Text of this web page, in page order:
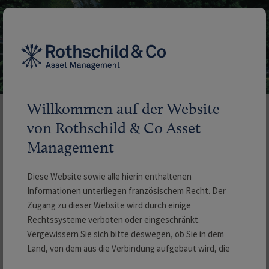
Unsere Investmentphilosophie
Unser Investmentansatz im Bereich der nachhaltigen
Anlagen stützt sich auf zwei Prinzipien, die sich
gegenseitig ergänzen: Zum einen unsere
Selbstverpflichtung zum nachhaltingen Arbeiten und
Willkommen auf der Website
von Rothschild & Co Asset
Management
Diese Website sowie alle hierin enthaltenen
Informationen unterliegen französischem Recht. Der
Zugang zu dieser Website wird durch einige
Rechtssysteme verboten oder eingeschränkt.
Vergewissern Sie sich bitte deswegen, ob Sie in dem
Land, von dem aus die Verbindung aufgebaut wird, die